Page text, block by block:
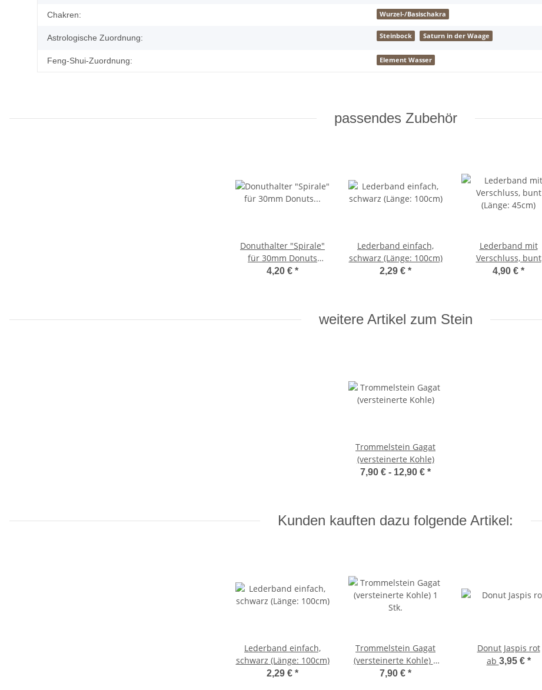
Chakren: Wurzel-/Basischakra
Astrologische Zuordnung: Steinbock Saturn in der Waage
Feng-Shui-Zuordnung: Element Wasser
passendes Zubehör
Donuthalter "Spirale"
für 30mm Donuts
vergoldet
4,20 € *
Lederband einfach,
schwarz (Länge: 100cm)
2,29 € *
Lederband mit
Verschluss, bunt
(Länge: 45cm)
4,90 € *
weitere Artikel zum Stein
Trommelstein Gagat
(versteinerte Kohle)
7,90 € - 12,90 € *
Kunden kauften dazu folgende Artikel:
Lederband einfach,
schwarz (Länge: 100cm)
2,29 € *
Trommelstein Gagat
(versteinerte Kohle) 1
Stk.
7,90 € *
Donut Jaspis rot
ab 3,95 € *